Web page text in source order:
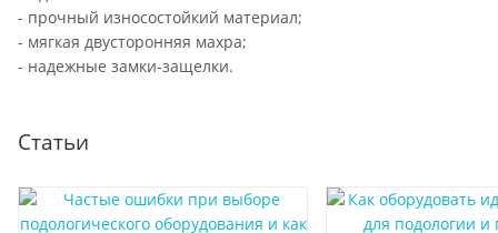
- прочный износостойкий материал;
- мягкая двусторонняя махра;
- надежные замки-защелки.
Статьи